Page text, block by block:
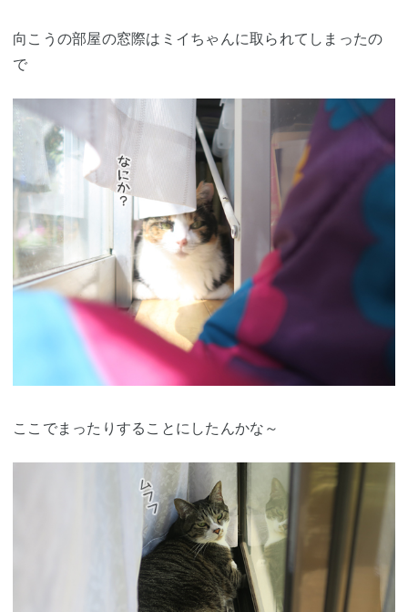
向こうの部屋の窓際はミイちゃんに取られてしまったの
で
ここでまったりすることにしたんかな～